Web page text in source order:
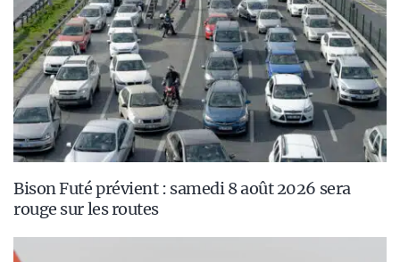
Bison Futé prévient : samedi 8 août 2026 sera
rouge sur les routes